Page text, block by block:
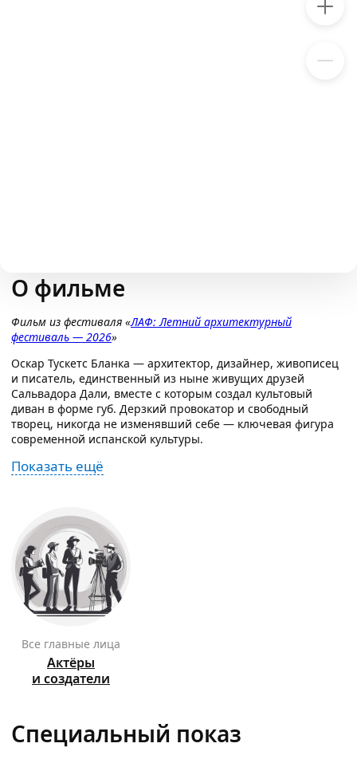
7
8
О фильме
Фильм из фестиваля «ЛАФ: Летний архитектурный
фестиваль — 2026»
Оскар Тускетс Бланка — архитектор, дизайнер, живописец
и писатель, единственный из ныне живущих друзей
Сальвадора Дали, вместе с которым создал культовый
диван в форме губ. Дерзкий провокатор и свободный
творец, никогда не изменявший себе — ключевая фигура
современной испанской культуры.
Показать ещё
Все главные лица
Актёры
и создатели
Специальный показ